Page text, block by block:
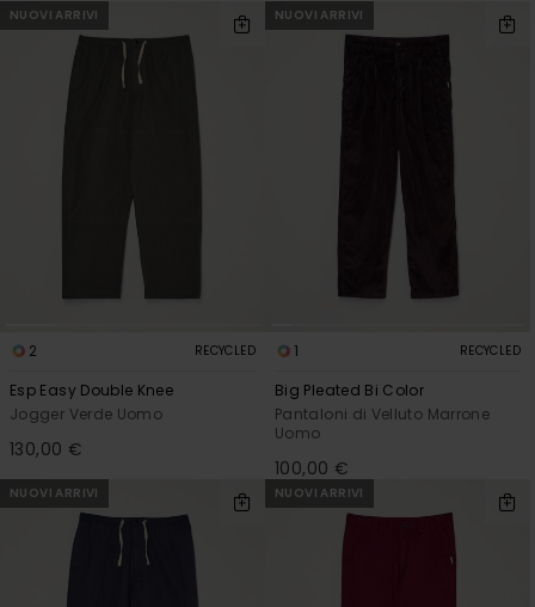
NUOVI ARRIVI
2 RECYCLED
Esp Easy Double Knee
Jogger Verde Uomo
130,00 €
NUOVI ARRIVI
1 RECYCLED
Big Pleated Bi Color
Pantaloni di Velluto Marrone
Uomo
100,00 €
NUOVI ARRIVI NUOVI ARRIVI